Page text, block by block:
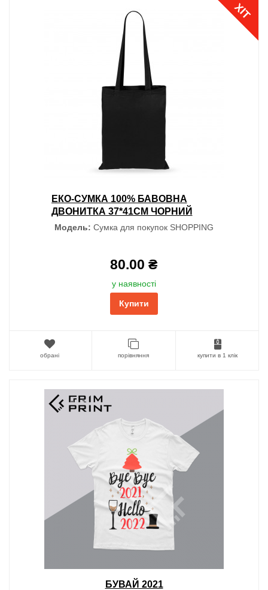
ХІТ
ЕКО-СУМКА 100% БАВОВНА
ДВОНИТКА 37*41СМ ЧОРНИЙ
Модель: Сумка для покупок SHOPPING
80.00 ₴
у наявності
Купити
обрані порівняння купити в 1 клік
БУВАЙ 2021